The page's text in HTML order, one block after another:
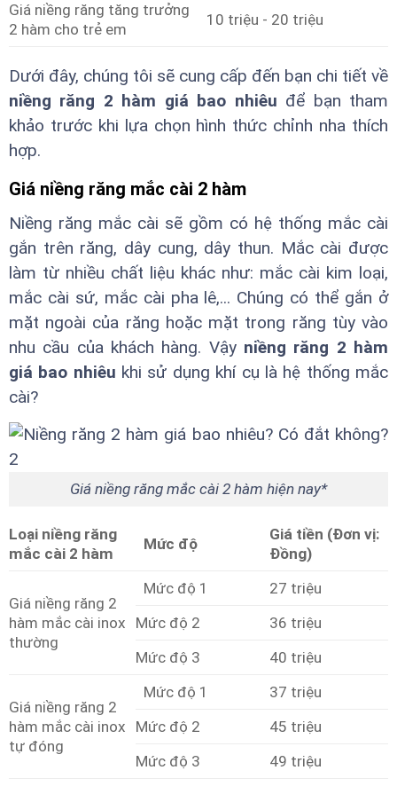
Giá niềng răng tăng trưởng
2 hàm cho trẻ em
10 triệu - 20 triệu
Dưới đây, chúng tôi sẽ cung cấp đến bạn chi tiết về
niềng răng 2 hàm giá bao nhiêu để bạn tham
khảo trước khi lựa chọn hình thức chỉnh nha thích
hợp.
Giá niềng răng mắc cài 2 hàm
Niềng răng mắc cài sẽ gồm có hệ thống mắc cài
gắn trên răng, dây cung, dây thun. Mắc cài được
làm từ nhiều chất liệu khác như: mắc cài kim loại,
mắc cài sứ, mắc cài pha lê,... Chúng có thể gắn ở
mặt ngoài của răng hoặc mặt trong răng tùy vào
nhu cầu của khách hàng. Vậy niềng răng 2 hàm
giá bao nhiêu khi sử dụng khí cụ là hệ thống mắc
cài?
Giá niềng răng mắc cài 2 hàm hiện nay*
Loại niềng răng
mắc cài 2 hàm
Mức độ
Giá tiền (Đơn vị:
Đồng)
Giá niềng răng 2
hàm mắc cài inox
thường
Mức độ 1
27 triệu
Mức độ 2
36 triệu
Mức độ 3
40 triệu
Giá niềng răng 2
hàm mắc cài inox
tự đóng
Mức độ 1
37 triệu
Mức độ 2
45 triệu
Mức độ 3
49 triệu